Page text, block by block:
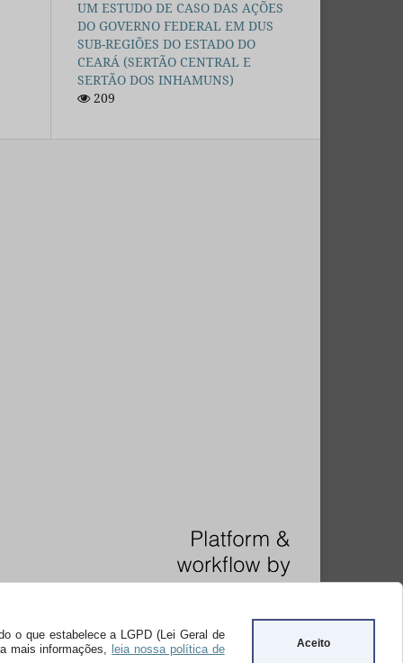
o que estabelece a LGPD (Lei Geral de
mais informações, leia nossa política de
Aceito
UM ESTUDO DE CASO DAS AÇÕES
DO GOVERNO FEDERAL EM DUS
SUB-REGIÕES DO ESTADO DO
CEARÁ (SERTÃO CENTRAL E
SERTÃO DOS INHAMUNS)
209